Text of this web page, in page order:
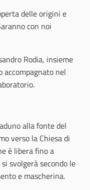
delle origini e
con noi
Rodia, insieme
accompagnato nel
alla fonte del
verso la Chiesa di
è libera fino a
svolgerà secondo le
e mascherina.